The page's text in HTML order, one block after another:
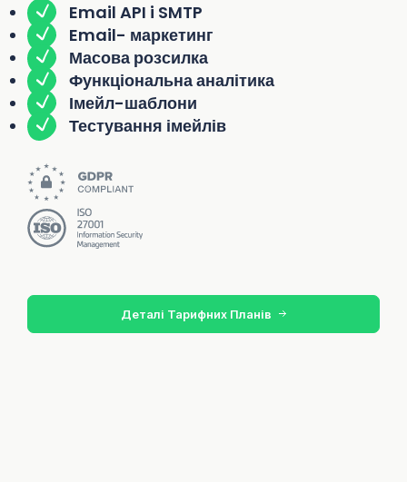
Email API i SMTP
Email- маркетинг
Масова розсилка
Функціональна аналітика
Імейл-шаблони
Тестування імейлів
Деталі Тарифних Планів